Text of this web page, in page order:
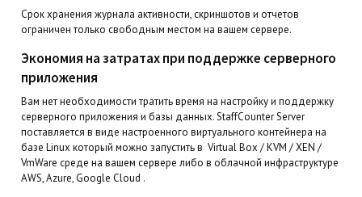
Срок хранения журнала активности, скриншотов и отчетов
ограничен только свободным местом на вашем сервере.
Экономия на затратах при поддержке серверного
приложения
Вам нет необходимости тратить время на настройку и поддержку
серверного приложения и базы данных. StaffCounter Server
поставляется в виде настроенного виртуального контейнера на
базе Linux который можно запустить в Virtual Box / KVM / XEN /
VmWare среде на вашем сервере либо в облачной инфраструктуре
AWS, Azure, Google Cloud .